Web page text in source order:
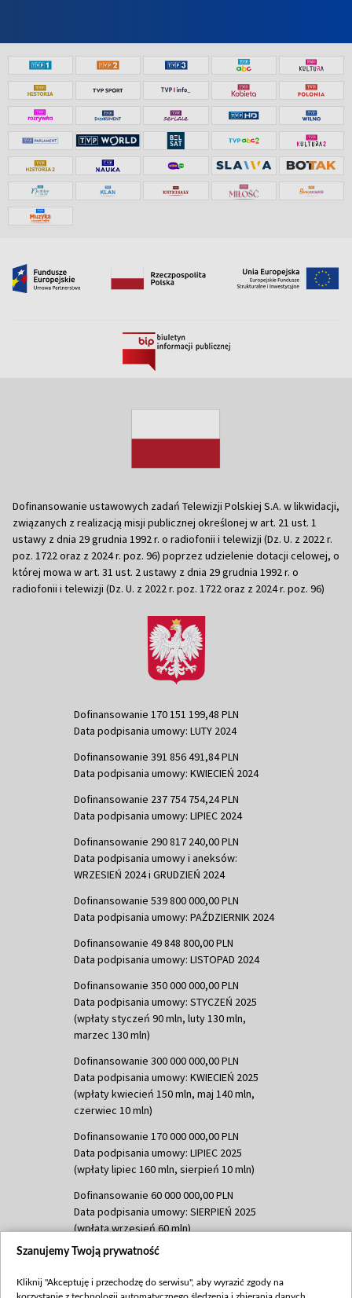
Dofinansowanie ustawowych zadań Telewizji Polskiej S.A. w likwidacji,
związanych z realizacją misji publicznej określonej w art. 21 ust. 1
ustawy z dnia 29 grudnia 1992 r. o radiofonii i telewizji (Dz. U. z 2022 r.
poz. 1722 oraz z 2024 r. poz. 96) poprzez udzielenie dotacji celowej, o
której mowa w art. 31 ust. 2 ustawy z dnia 29 grudnia 1992 r. o
radiofonii i telewizji (Dz. U. z 2022 r. poz. 1722 oraz z 2024 r. poz. 96)
Dofinansowanie 170 151 199,48 PLN
Data podpisania umowy: LUTY 2024
Dofinansowanie 391 856 491,84 PLN
Data podpisania umowy: KWIECIEŃ 2024
Dofinansowanie 237 754 754,24 PLN
Data podpisania umowy: LIPIEC 2024
Dofinansowanie 290 817 240,00 PLN
Data podpisania umowy i aneksów:
WRZESIEŃ 2024 i GRUDZIEŃ 2024
Dofinansowanie 539 800 000,00 PLN
Data podpisania umowy: PAŹDZIERNIK 2024
Dofinansowanie 49 848 800,00 PLN
Data podpisania umowy: LISTOPAD 2024
Dofinansowanie 350 000 000,00 PLN
Data podpisania umowy: STYCZEŃ 2025
(wpłaty styczeń 90 mln, luty 130 mln,
marzec 130 mln)
Dofinansowanie 300 000 000,00 PLN
Data podpisania umowy: KWIECIEŃ 2025
(wpłaty kwiecień 150 mln, maj 140 mln,
czerwiec 10 mln)
Dofinansowanie 170 000 000,00 PLN
Data podpisania umowy: LIPIEC 2025
(wpłaty lipiec 160 mln, sierpień 10 mln)
Dofinansowanie 60 000 000,00 PLN
Data podpisania umowy: SIERPIEŃ 2025
(wpłata wrzesień 60 mln)
Dofinansowanie 635 783 051,21 PLN
(wpłata wrzesień 100 mln, październik 350
Szanujemy Twoją prywatność
Kliknij "Akceptuję i przechodzę do serwisu", aby wyrazić zgody na